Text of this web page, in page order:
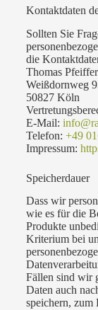
Kontaktdaten
Sollten Sie
die
Thomas Pfeiffer
Weißdornweg
50827 Köln
E-Mail:
Telefon: +49
Impressum:
Speicherdauer
Dass wir
wie es für die
Produkte
Kriterium bei
Fällen sind wir
Daten auch
speichern,